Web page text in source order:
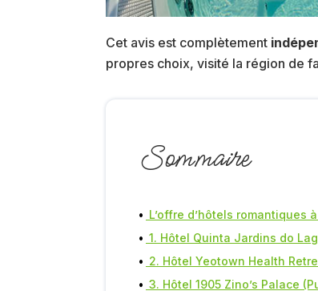
Cet avis est complètement
propres choix, visité la région de
Sommaire
L’offre d’hôtels romantiques
1. Hôtel Quinta Jardins do
2. Hôtel Yeotown Health
3. Hôtel 1905 Zino’s Palace